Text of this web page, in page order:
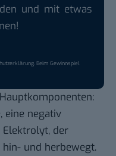
und mit etwas
. Beim Gewinnspiel
eine negativ
Elektrolyt, der
und herbewegt.